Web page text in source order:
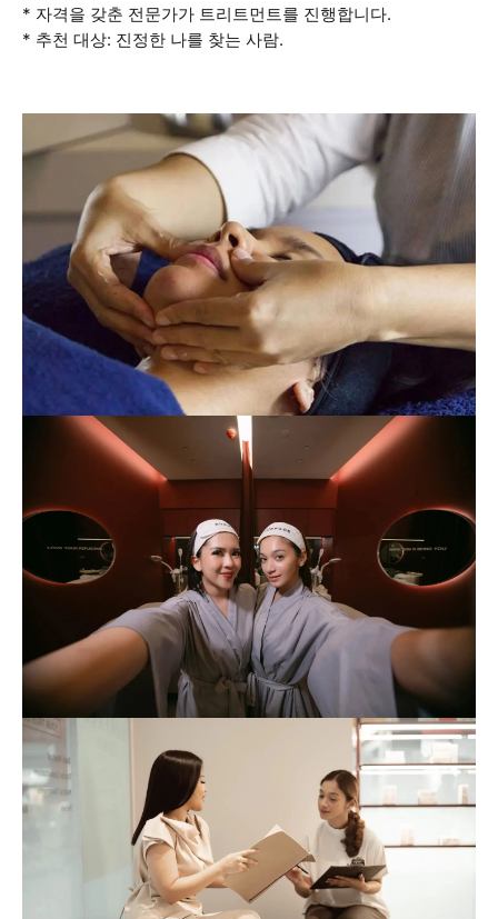
* 자격을 갖춘 전문가가 트리트먼트를 진행합니다.
* 추천 대상: 진정한 나를 찾는 사람.